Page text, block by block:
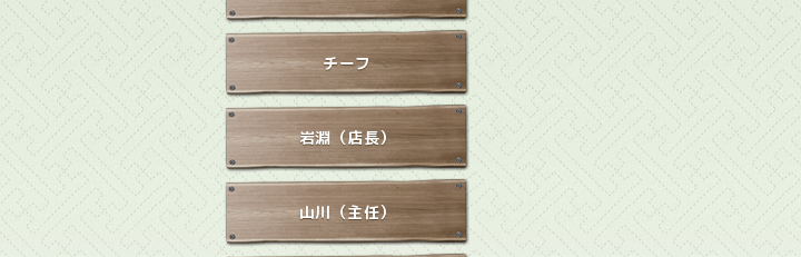
チーフ
岩淵（店長）
山川（主任）